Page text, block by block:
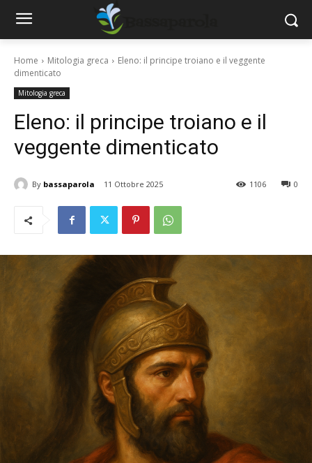
Home Mitologia greca
Eleno: il principe troiano e il veggente
dimenticato
Mitologia greca
Eleno: il principe troiano e il
veggente dimenticato
By bassaparola 11 Ottobre 2025 0
1106